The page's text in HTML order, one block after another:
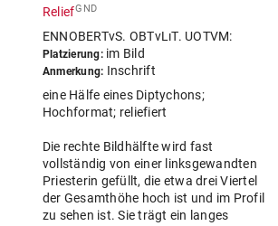
ReliefGND
ENNOBERTvS. OBTvLıT. UOTVM:
Platzierung:im Bild
Anmerkung: Inschrift
eine Hälfe eines Diptychons;
Hochformat; reliefiert
Die rechte Bildhälfte wird fast
vollständig von einer linksgewandten
Priesterin gefüllt, die etwa drei Viertel
der Gesamthöhe hoch ist und im Profil
zu sehen ist. Sie trägt ein langes